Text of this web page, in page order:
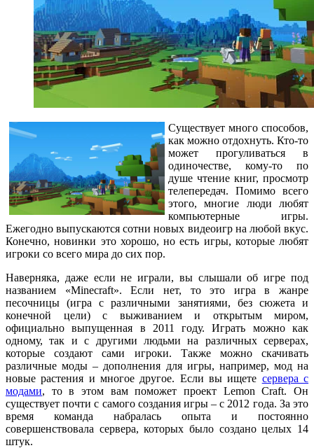
Существует много способов,
как можно отдохнуть. Кто-то
может прогуливаться в
одиночестве, кому-то по
душе чтение книг, просмотр
телепередач. Помимо всего
этого, многие люди любят
компьютерные игры.
Ежегодно выпускаются сотни новых видеоигр на любой вкус.
Конечно, новинки это хорошо, но есть игры, которые любят
игроки со всего мира до сих пор.
Наверняка, даже если не играли, вы слышали об игре под
названием «Minecraft». Если нет, то это игра в жанре
песочницы (игра с различными занятиями, без сюжета и
конечной цели) с выживанием и открытым миром,
официально выпущенная в 2011 году. Играть можно как
одному, так и с другими людьми на различных серверах,
которые создают сами игроки. Также можно скачивать
различные моды – дополнения для игры, например, мод на
новые растения и многое другое. Если вы ищете сервера с
модами, то в этом вам поможет проект Lemon Craft. Он
существует почти с самого создания игры – с 2012 года. За это
время команда набралась опыта и постоянно
совершенствовала сервера, которых было создано целых 14
штук.